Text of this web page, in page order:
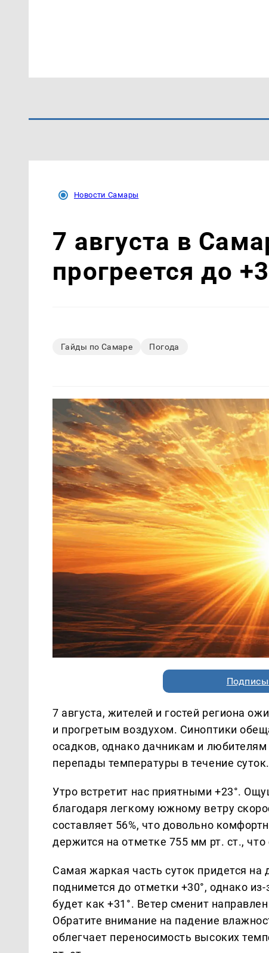
Новости Самары
7 августа в
прогреется до
Гайды по Самаре Погода
7 августа, жителей и гостей региона
и прогретым воздухом. Синоптики
осадков, однако дачникам и любителям
перепады температуры в течение суток.
Утро встретит нас приятными +23°.
благодаря легкому южному ветру
составляет 56%, что довольно
держится на отметке 755 мм рт. ст.,
Самая жаркая часть суток придется
поднимется до отметки +30°, однако
будет как +31°. Ветер сменит
Обратите внимание на падение
облегчает переносимость высоких